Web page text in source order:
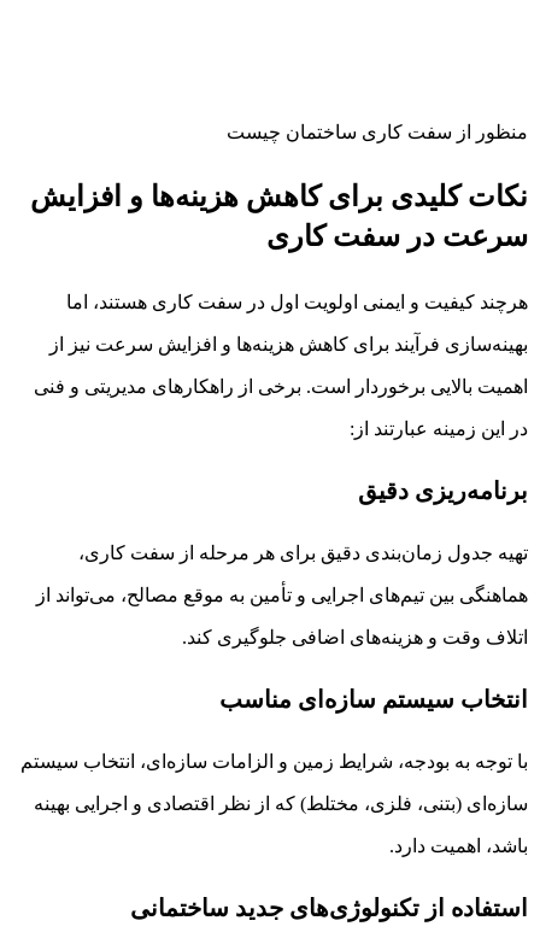
منظور از سفت کاری ساختمان چیست
نکات کلیدی برای کاهش هزینه‌ها و افزایش
سرعت در سفت کاری
هرچند کیفیت و ایمنی اولویت اول در سفت کاری هستند، اما
بهینه‌سازی فرآیند برای کاهش هزینه‌ها و افزایش سرعت نیز از
اهمیت بالایی برخوردار است. برخی از راهکارهای مدیریتی و فنی
در این زمینه عبارتند از:
برنامه‌ریزی دقیق
تهیه جدول زمان‌بندی دقیق برای هر مرحله از سفت کاری،
هماهنگی بین تیم‌های اجرایی و تأمین به موقع مصالح، می‌تواند از
اتلاف وقت و هزینه‌های اضافی جلوگیری کند.
انتخاب سیستم سازه‌ای مناسب
با توجه به بودجه، شرایط زمین و الزامات سازه‌ای، انتخاب سیستم
سازه‌ای (بتنی، فلزی، مختلط) که از نظر اقتصادی و اجرایی بهینه
باشد، اهمیت دارد.
استفاده از تکنولوژی‌های جدید ساختمانی